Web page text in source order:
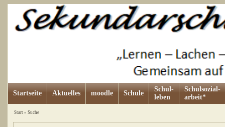
Startseite Aktuelles moodle Schule
Schul-
leben
Schulsozial-
arbeit*
Start» Suche